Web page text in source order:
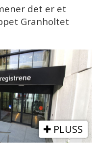
det er et
Granholtet
PLUSS